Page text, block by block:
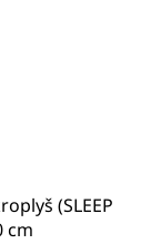
(SLEEP
cm